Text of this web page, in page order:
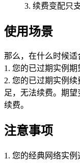
3. 续费变配只
使用场景
那么，在什么时候适
1. 您的已过期实例期
2. 您的已过期实例
足，无法续费。期
续费。
注意事项
1. 您的经典网络实